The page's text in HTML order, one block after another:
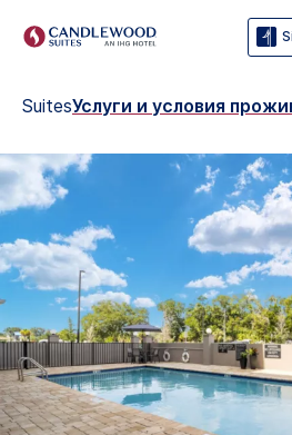
SuitesУслуги и условия